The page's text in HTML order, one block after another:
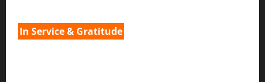
In Service & Gratitude